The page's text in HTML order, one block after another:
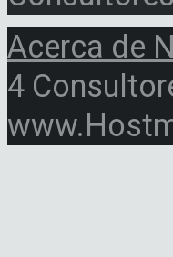
Acerca de
4